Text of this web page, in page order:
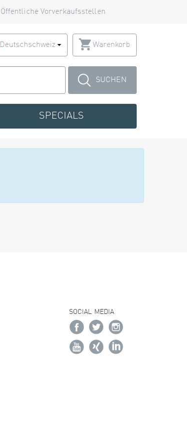
Öffentliche Vorverkaufsstellen
Deutschschweiz Warenkorb
SUCHEN
SPECIALS
SOCIAL MEDIA